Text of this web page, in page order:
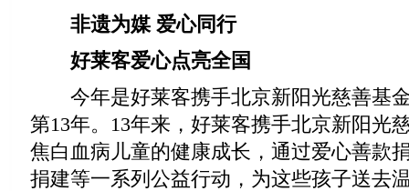
非遗为媒 爱心同行
好莱客爱心点亮全国
今年是好莱客携手北京新阳光慈善基
第13年。13年来，好莱客携手北京新阳光
焦白血病儿童的健康成长，通过爱心善款
捐建等一系列公益行动，为这些孩子送去